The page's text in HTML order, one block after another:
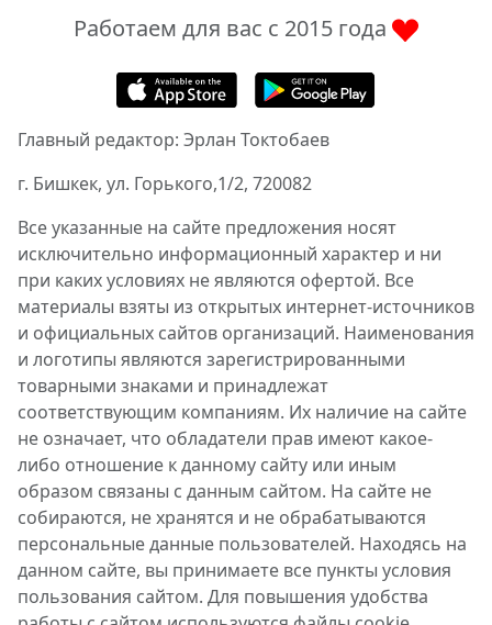
Работаем для вас с 2015 года
Главный редактор: Эрлан Токтобаев
г. Бишкек, ул. Горького,1/2, 720082
Все указанные на сайте предложения носят
исключительно информационный характер и ни
при каких условиях не являются офертой. Все
материалы взяты из открытых интернет-источников
и официальных сайтов организаций. Наименования
и логотипы являются зарегистрированными
товарными знаками и принадлежат
соответствующим компаниям. Их наличие на сайте
не означает, что обладатели прав имеют какое-
либо отношение к данному сайту или иным
образом связаны с данным сайтом. На сайте не
собираются, не хранятся и не обрабатываются
персональные данные пользователей. Находясь на
данном сайте, вы принимаете все пункты условия
пользования сайтом. Для повышения удобства